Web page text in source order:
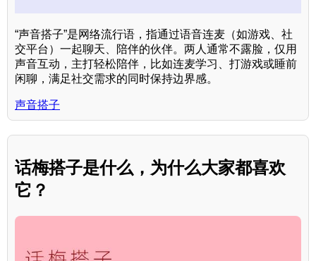
“声音搭子”是网络流行语，指通过语音连麦（如游戏、社
交平台）一起聊天、陪伴的伙伴。两人通常不露脸，仅用
声音互动，主打轻松陪伴，比如连麦学习、打游戏或睡前
闲聊，满足社交需求的同时保持边界感。
声音搭子
话梅搭子是什么，为什么大家都喜欢
它？